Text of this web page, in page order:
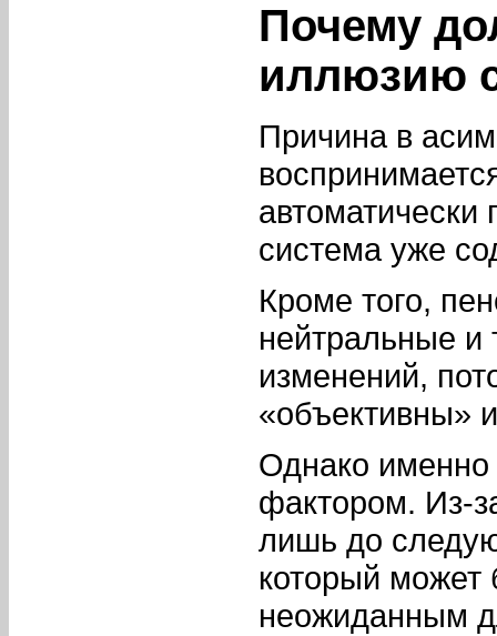
Почему
иллюзию
Причина в
система уже
Кроме того,
нейтральные и
изменений,
«объективны»
Однако
фактором. Из-
лишь до
который
неожиданным